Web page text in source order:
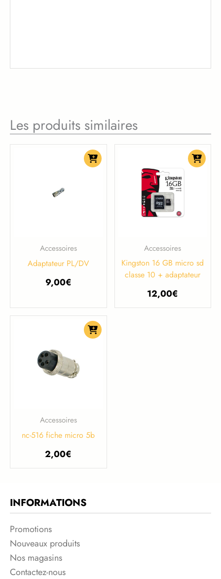
Les produits similaires
Accessoires
Adaptateur PL/DV
9,00€
Accessoires
Kingston 16 GB micro sd
classe 10 + adaptateur
12,00€
Accessoires
nc-516 fiche micro 5b
2,00€
INFORMATIONS
Promotions
Nouveaux produits
Nos magasins
Contactez-nous